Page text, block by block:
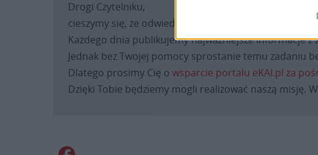
Drogi Czytelniku,
cieszymy się, że odwiedzasz nasz portal. Jesteśmy tu
Każdego dnia publikujemy najważniejsze informacje z
Jednak bez Twojej pomocy sprostanie temu zadaniu
Dlatego prosimy Cię o wsparcie portalu eKAI.pl za
Dzięki Tobie będziemy mogli realizować naszą misję.